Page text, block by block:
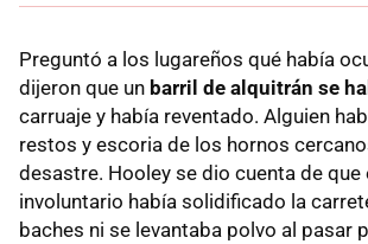
Preguntó a los lugareños qué había
dijeron que un barril de alquitrán se
carruaje y había reventado. Alguien
restos y escoria de los hornos
desastre. Hooley se dio cuenta de
involuntario había solidificado la
baches ni se levantaba polvo al pasar